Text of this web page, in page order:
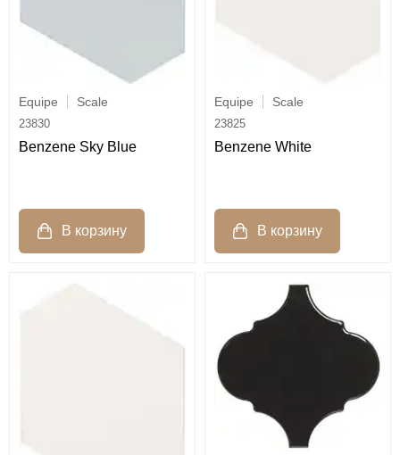
Equipe Scale
23830
Benzene Sky Blue
Equipe Scale
23825
Benzene White